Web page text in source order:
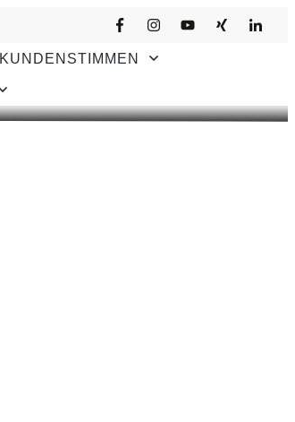
KUNDENSTIMMEN